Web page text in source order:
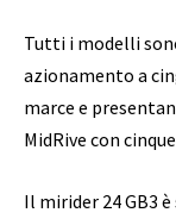
Tutti i modelli
azionamento a
marce e
MidRive con
Il mirider 24 GB3